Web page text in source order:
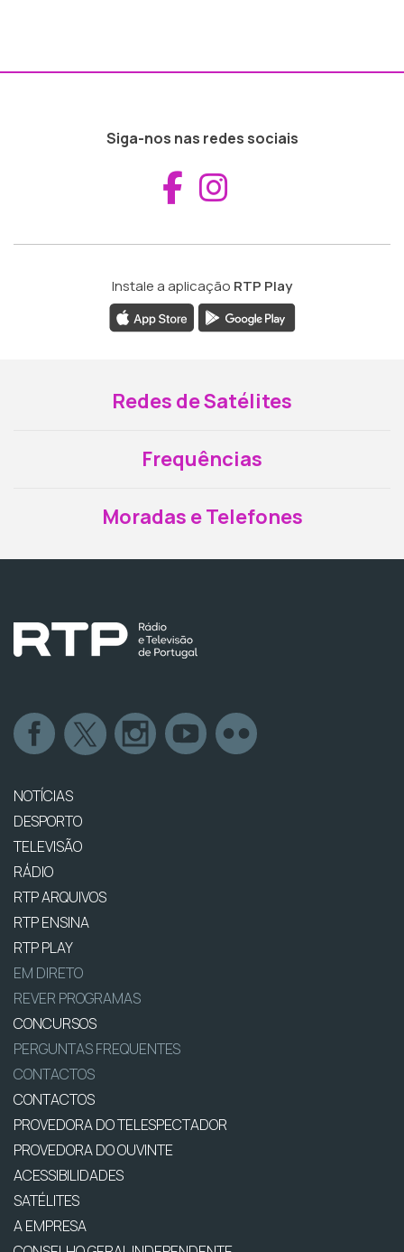
Siga-nos nas redes sociais
Aceder ao
Instale a aplicação RTP Play
Redes de Satélites
Frequências
Moradas e Telefones
NOTÍCIAS
DESPORTO
TELEVISÃO
RÁDIO
RTP ARQUIVOS
RTP ENSINA
RTP PLAY
EM DIRETO
REVER PROGRAMAS
CONCURSOS
PERGUNTAS FREQUENTES
CONTACTOS
CONTACTOS
PROVEDORA DO TELESPECTADOR
PROVEDORA DO OUVINTE
ACESSIBILIDADES
SATÉLITES
A EMPRESA